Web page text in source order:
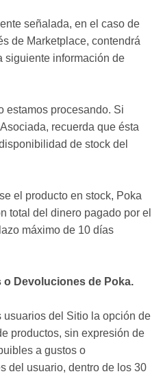
señalada, en el caso de
de Marketplace, contendrá
siguiente información de
estamos procesando. Si
recuerda que ésta
de stock del
el producto en stock, Poka
total del dinero pagado por el
máximo de 10 días
o Devoluciones de Poka.
usuarios del Sitio la opción de
productos, sin expresión de
a gustos o
del usuario, dentro de los 30